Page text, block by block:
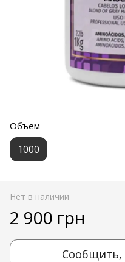
Объем
1000
Нет в наличии
2 900 грн
Сообщить,